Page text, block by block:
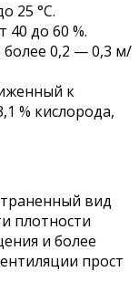
25 °C.
до 60 %.
более 0,2 — 0,3 м/
к
% кислорода,
вид
плотности
и более
прост